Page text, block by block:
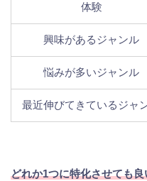
体験
興味があるジャンル
悩みが多いジャンル
最近伸びてきているジャ
どれか1つに特化させても